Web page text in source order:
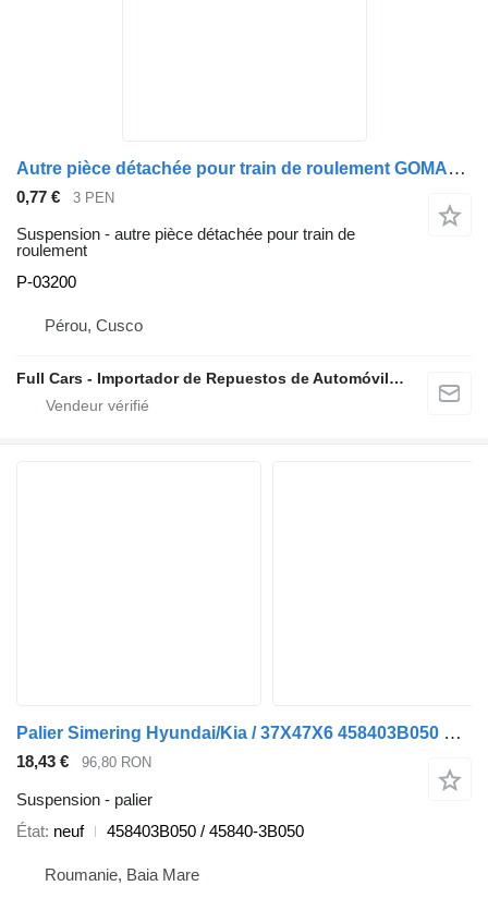
Autre pièce détachée pour train de roulement GOMAS DE BOBINA P-03200 pour automobile Hyundai Accent
0,77 € 3 PEN
Suspension - autre pièce détachée pour train de
roulement
P-03200
Pérou, Cusco
Full Cars - Importador de Repuestos de Automóviles al Por Mayor
Palier Simering Hyundai/Kia / 37X47X6 458403B050 pour automobile Hyundai Santa Fe
18,43 € 96,80 RON
Suspension - palier
État neuf 458403B050 / 45840-3B050
Roumanie, Baia Mare